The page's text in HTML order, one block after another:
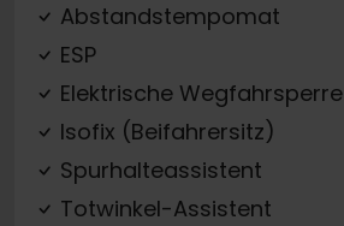
Abstandstempomat
ESP
Elektrische Wegfahrsperre
Isofix (Beifahrersitz)
Spurhalteassistent
Totwinkel-Assistent